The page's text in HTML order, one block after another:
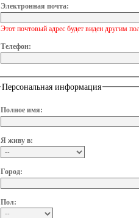
Электронная почта:
Этот почтовый адрес будет виден другим
Телефон:
Персональная информация
Полное имя:
Я живу в:
Город:
Пол: